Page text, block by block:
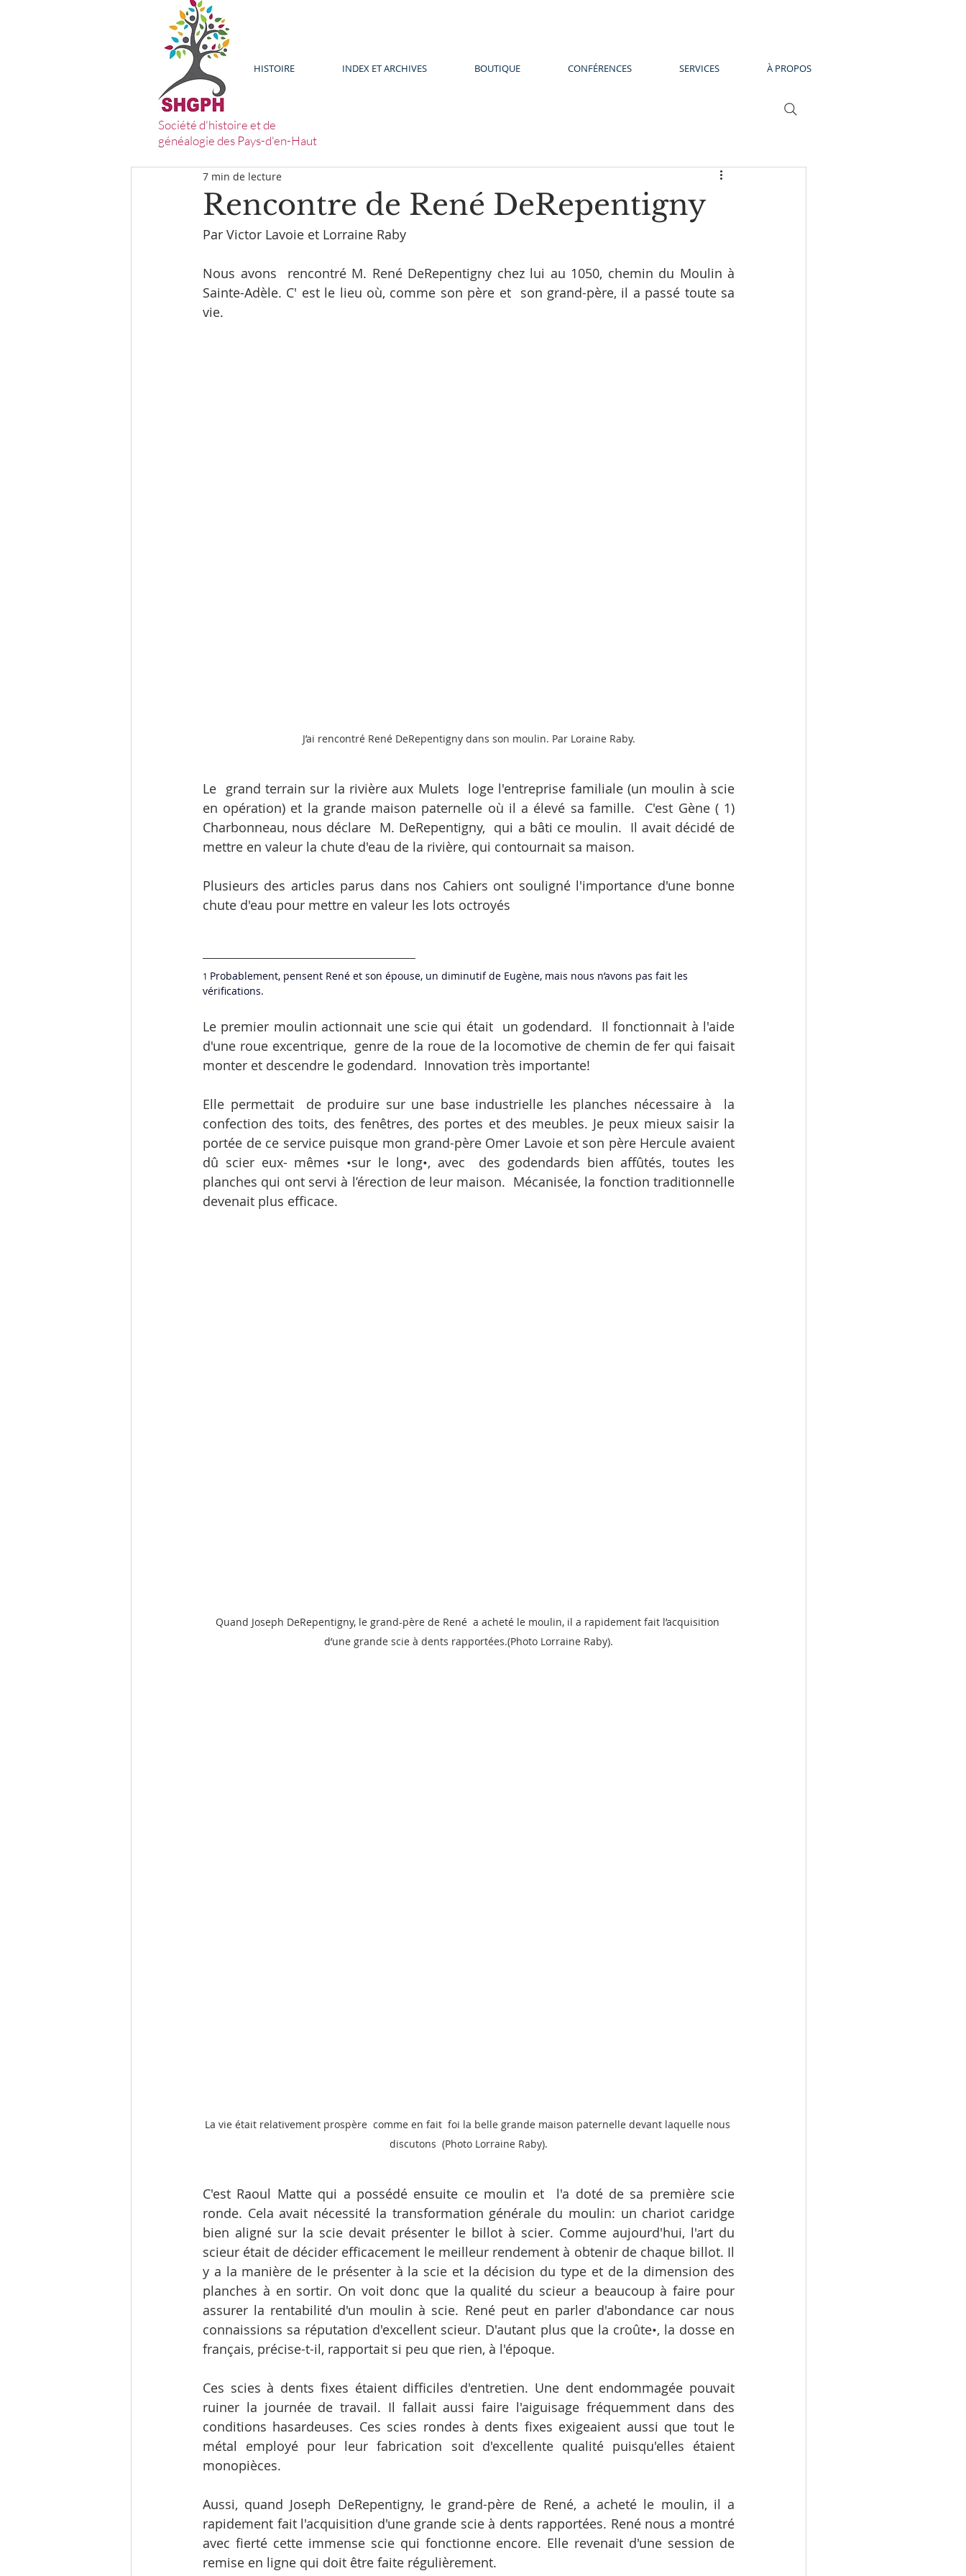
HISTOIRE INDEX ET ARCHIVES BOUTIQUE CONFÉRENCES SERVICES À PROPOS
Société d'histoire et de
généalogie des Pays-d'en-Haut
Rencontre de René DeRepentigny
7 min de lecture
Par Victor Lavoie et Lorraine Raby
Nous avons  rencontré M. René DeRepentigny chez lui au 1050, chemin du Moulin à
Sainte-Adèle. C' est le lieu où, comme son père et  son grand-père, il a passé toute sa
vie.
J’ai rencontré René DeRepentigny dans son moulin. Par Loraine Raby.
Le  grand terrain sur la rivière aux Mulets  loge l'entreprise familiale (un moulin à scie
en opération) et la grande maison paternelle où il a élevé sa famille.  C'est Gène ( 1)
Charbonneau, nous déclare  M. DeRepentigny,  qui a bâti ce moulin.  Il avait décidé de
mettre en valeur la chute d'eau de la rivière, qui contournait sa maison.
Plusieurs des articles parus dans nos Cahiers ont souligné l'importance d'une bonne
chute d'eau pour mettre en valeur les lots octroyés
1 Probablement, pensent René et son épouse, un diminutif de Eugène, mais nous n’avons pas fait les
vérifications.
Le premier moulin actionnait une scie qui était  un godendard.  Il fonctionnait à l'aide
d'une roue excentrique,  genre de la roue de la locomotive de chemin de fer qui faisait
monter et descendre le godendard.  Innovation très importante!
Elle permettait  de produire sur une base industrielle les planches nécessaire à  la
confection des toits, des fenêtres, des portes et des meubles. Je peux mieux saisir la
portée de ce service puisque mon grand-père Omer Lavoie et son père Hercule avaient
dû scier eux- mêmes •sur le long•, avec  des godendards bien affûtés, toutes les
planches qui ont servi à l’érection de leur maison.  Mécanisée, la fonction traditionnelle
devenait plus efficace.
Quand Joseph DeRepentigny, le grand-père de René  a acheté le moulin, il a rapidement fait l’acquisition
d’une grande scie à dents rapportées.(Photo Lorraine Raby).
La vie était relativement prospère  comme en fait  foi la belle grande maison paternelle devant laquelle nous
discutons  (Photo Lorraine Raby).
C'est Raoul Matte qui a possédé ensuite ce moulin et  l'a doté de sa première scie
ronde. Cela avait nécessité la transformation générale du moulin: un chariot caridge
bien aligné sur la scie devait présenter le billot à scier. Comme aujourd'hui, l'art du
scieur était de décider efficacement le meilleur rendement à obtenir de chaque billot. Il
y a la manière de le présenter à la scie et la décision du type et de la dimension des
planches à en sortir. On voit donc que la qualité du scieur a beaucoup à faire pour
assurer la rentabilité d'un moulin à scie. René peut en parler d'abondance car nous
connaissions sa réputation d'excellent scieur. D'autant plus que la croûte•, la dosse en
français, précise-t-il, rapportait si peu que rien, à l'époque.
Ces scies à dents fixes étaient difficiles d'entretien. Une dent endommagée pouvait
ruiner la journée de travail. Il fallait aussi faire l'aiguisage fréquemment dans des
conditions hasardeuses. Ces scies rondes à dents fixes exigeaient aussi que tout le
métal employé pour leur fabrication soit d'excellente qualité puisqu'elles étaient
monopièces.
Aussi, quand Joseph DeRepentigny, le grand-père de René, a acheté le moulin, il a
rapidement fait l'acquisition d'une grande scie à dents rapportées. René nous a montré
avec fierté cette immense scie qui fonctionne encore. Elle revenait d'une session de
remise en ligne qui doit être faite régulièrement.